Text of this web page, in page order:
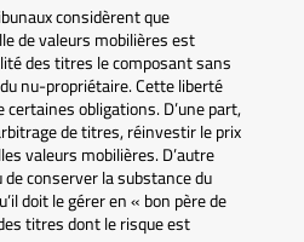
considèrent que
de valeurs mobilières est
des titres le composant sans
nu-propriétaire. Cette liberté
obligations. D’une part,
de titres, réinvestir le prix
valeurs mobilières. D’autre
conserver la substance du
doit le gérer en « bon père de
titres dont le risque est